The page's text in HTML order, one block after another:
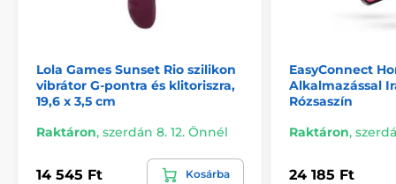
Lola Games Sunset Rio szilikon
vibrátor G-pontra és klitoriszra,
19,6 x 3,5 cm
Raktáron, szerdán 8. 12. Önnél
14 545 Ft Kosárba
EasyConnect
Alkalmazással
Rózsaszín
Raktáron,
24 185 Ft